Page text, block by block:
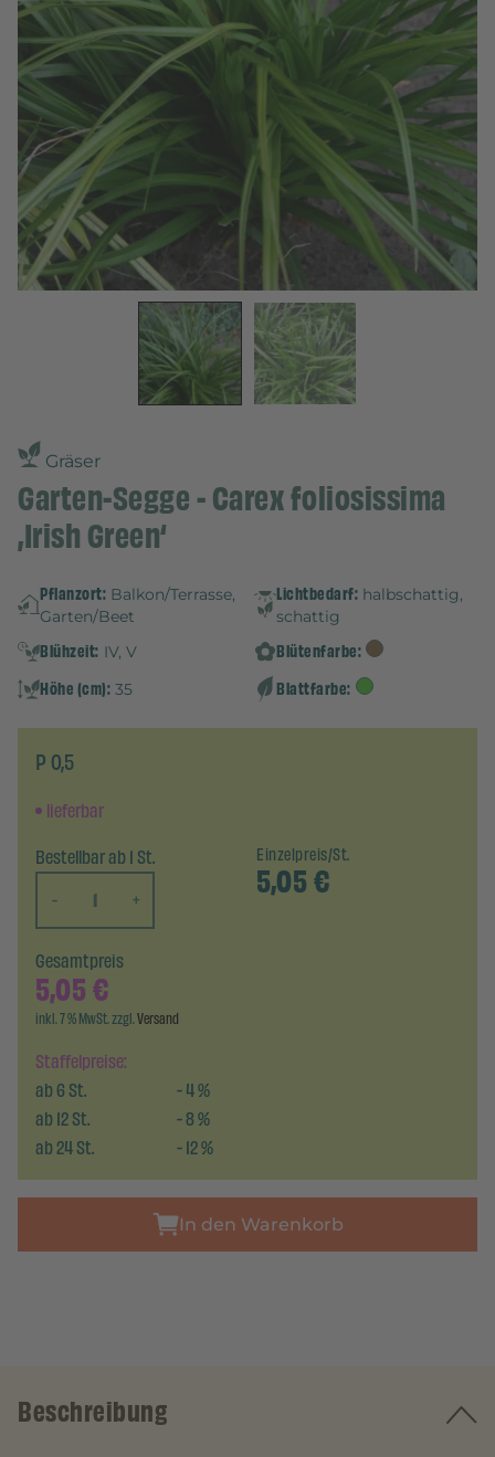
Gräser
Garten-Segge - Carex foliosissima
‚Irish Green‘
Pflanzort: Balkon/Terrasse,
Garten/Beet
Lichtbedarf: halbschattig,
schattig
Blühzeit: IV, V
Blütenfarbe:
Höhe (cm): 35 Blattfarbe:
P 0,5
lieferbar
Bestellbar ab 1 St.
-
+
Einzelpreis/St.
5,05€
Staffelpreise:
ab6St. -4%
ab12St. -8%
ab24St. -12%
Gesamtpreis
5,05€
inkl. 7 % MwSt. zzgl.Versand
In den Warenkorb
Beschreibung